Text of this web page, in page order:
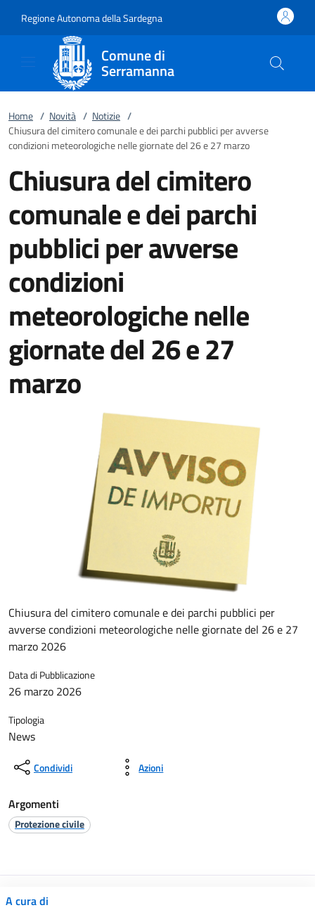
Regione Autonoma della Sardegna
Comune di
Serramanna
Home / Novità / Notizie /
Chiusura del cimitero comunale e dei parchi pubblici per avverse
condizioni meteorologiche nelle giornate del 26 e 27 marzo
Chiusura del cimitero
comunale e dei parchi
pubblici per avverse
condizioni
meteorologiche nelle
giornate del 26 e 27
marzo
Chiusura del cimitero comunale e dei parchi pubblici per
avverse condizioni meteorologiche nelle giornate del 26 e 27
marzo 2026
Data di Pubblicazione
26 marzo 2026
Tipologia
News
Condividi Azioni
Argomenti
Protezione civile
A cura di